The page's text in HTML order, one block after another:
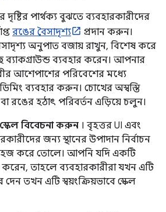
দৃষ্টির পার্থক্য বুঝতে ব্যবহারকারীদের
রঙের বৈসাদৃশ্য
প্রদান করুন।
অনুপাত বজায় রাখুন, বিশেষ করে
ব্যবহার করেন। আপনার
আশেপাশের পরিবেশের মধ্যে
ব্যবহার করুন। চোখের অস্বস্তি
রঙের হঠাৎ পরিবর্তন এড়িয়ে চলুন।
বিবেচনা করুন । বৃহত্তর UI এবং
জন্য স্থানের উপাদান নির্বাচন
করে তোলে। আপনি যদি একটি
করেন, তাহলে ব্যবহারকারীরা যখন এটি
তখন এটি স্বয়ংক্রিয়ভাবে স্কেল